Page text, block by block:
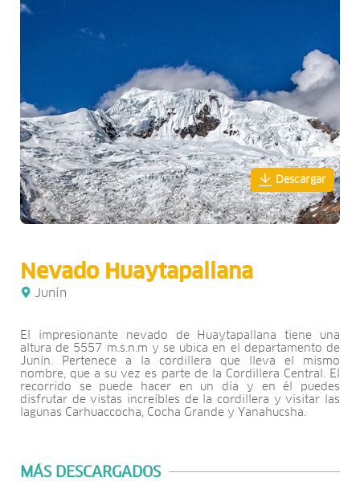
Descargar
Nevado Huaytapallana
Junín
El impresionante nevado de Huaytapallana tiene una
altura de 5557 m.s.n.m y se ubica en el departamento de
Junín. Pertenece a la cordillera que lleva el mismo
nombre, que a su vez es parte de la Cordillera Central. El
recorrido se puede hacer en un día y en él puedes
disfrutar de vistas increíbles de la cordillera y visitar las
lagunas Carhuaccocha, Cocha Grande y Yanahucsha.
MÁS DESCARGADOS